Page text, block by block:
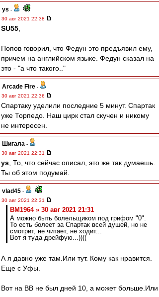
ys -
30 авг 2021 22:38
SU55
Попов говорил, что Федун это предъявил ему,
причем на английском языке. Федун сказал на
это - "а что такого.."
Arcade Fire -
30 авг 2021 22:36
Спартаку уделили последние 5 минут. Спартак
уже Торпедо. Наш цирк стал скучен и никому
не интересен.
Шигала -
30 авг 2021 22:31
ys , То, что сейчас описал, это же так думаешь.
Ты об этом подумай.
vlad45 -
30 авг 2021 22:31
BM1964 » 30 авг 2021 21:31
А можно быть болельщиком под грифом "0".
То есть болеет за Спартак всей душей, но не
смотрит, не читает, не ходит...
Вот я туда дрейфую...))((
А я давно уже там.Или тут. Кому как нравится.
Еще с Уфы.
Вот на ВВ не был дней 10, а может больше.Или